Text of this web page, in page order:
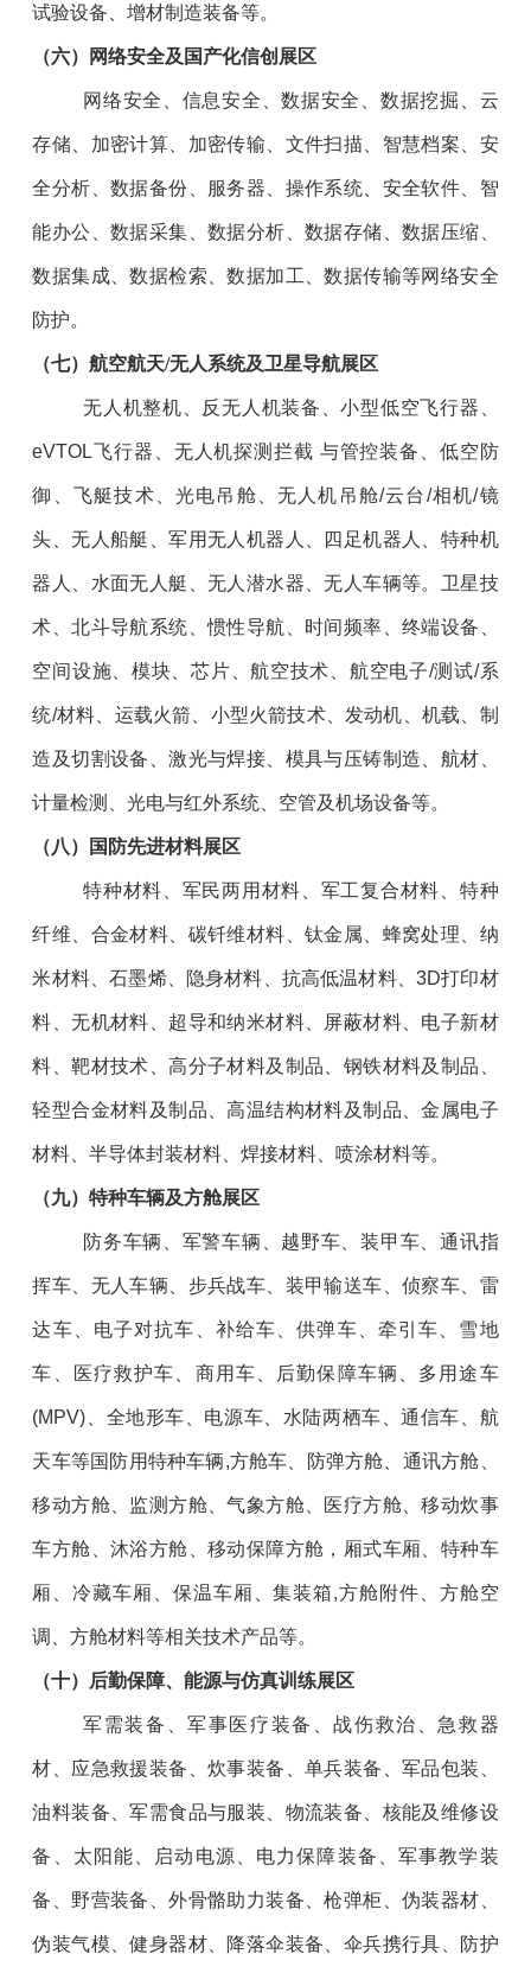
试验设备、增材制造装备等。
（六）网络安全及国产化信创展区
网络安全、信息安全、数据安全、数据挖掘、云
存储、加密计算、加密传输、文件扫描、智慧档案、安
全分析、数据备份、服务器、操作系统、安全软件、智
能办公、数据采集、数据分析、数据存储、数据压缩、
数据集成、数据检索、数据加工、数据传输等网络安全
防护。
（七）航空航天/无人系统及卫星导航展区
无人机整机、反无人机装备、小型低空飞行器、
eVTOL飞行器、无人机探测拦截 与管控装备、低空防
御、飞艇技术、光电吊舱、无人机吊舱/云台/相机/镜
头、无人船艇、军用无人机器人、四足机器人、特种机
器人、水面无人艇、无人潜水器、无人车辆等。卫星技
术、北斗导航系统、惯性导航、时间频率、终端设备、
空间设施、模块、芯片、航空技术、航空电子/测试/系
统/材料、运载火箭、小型火箭技术、发动机、机载、制
造及切割设备、激光与焊接、模具与压铸制造、航材、
计量检测、光电与红外系统、空管及机场设备等。
（八 ）国防先进材料展区
特种材料、军民两用材料、军工复合材料、特种
纤维、合金材料、碳钎维材料、钛金属、蜂窝处理、纳
米材料、石墨烯、隐身材料、抗高低温材料、3D打印材
料、无机材料、超导和纳米材料、屏蔽材料、电子新材
料、靶材技术、高分子材料及制品、钢铁材料及制品、
轻型合金材料及制品、高温结构材料及制品、金属电子
材料、半导体封装材料、焊接材料、喷涂材料等。
（九）特种车辆及方舱展区
防务车辆、军警车辆、越野车、装甲车、通讯指
挥车、无人车辆、步兵战车、装甲输送车、侦察车、雷
达车、电子对抗车、补给车、供弹车、牵引车、雪地
车、医疗救护车、商用车、后勤保障车辆、多用途车
(MPV)、全地形车、电源车、水陆两栖车、通信车、航
天车等国防用特种车辆,方舱车、防弹方舱、通讯方舱、
移动方舱、监测方舱、气象方舱、医疗方舱、移动炊事
车方舱、沐浴方舱、移动保障方舱，厢式车厢、特种车
厢、冷藏车厢、保温车厢、集装箱,方舱附件、方舱空
调、方舱材料等相关技术产品等。
（十）后勤保障、能源与仿真训练展区
军需装备、军事医疗装备、战伤救治、急救器
材、应急救援装备、炊事装备、单兵装备、军品包装、
油料装备、军需食品与服装、物流装备、核能及维修设
备、太阳能、启动电源、电力保障装备、军事教学装
备、野营装备、外骨骼助力装备、枪弹柜、伪装器材、
伪装气模、健身器材、降落伞装备、伞兵携行具、防护